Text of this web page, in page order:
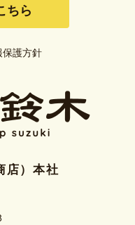
ちら
護方針
店）本社